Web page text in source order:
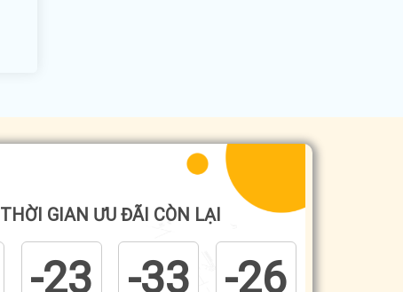
THỜI GIAN ƯU ĐÃI CÒN LẠI
-23 -33 -26